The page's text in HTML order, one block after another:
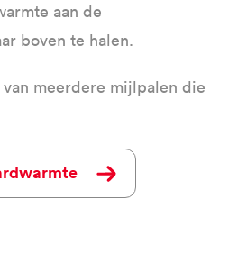
aan de
boven te halen.
meerdere mijlpalen die